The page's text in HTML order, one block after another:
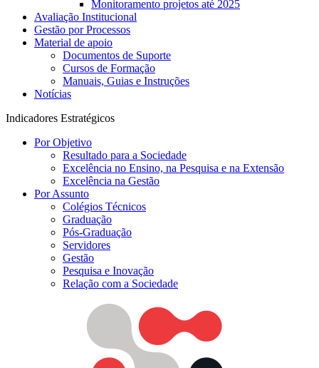
Monitoramento projetos até 2025
Avaliação Institucional
Gestão por Processos
Material de apoio
Documentos de Suporte
Cursos de Formação
Manuais, Guias e Instruções
Notícias
Indicadores Estratégicos
Por Objetivo
Resultado para a Sociedade
Excelência no Ensino, na Pesquisa e na Extensão
Excelência na Gestão
Por Assunto
Colégios Técnicos
Graduação
Pós-Graduação
Servidores
Gestão
Pesquisa e Inovação
Relação com a Sociedade